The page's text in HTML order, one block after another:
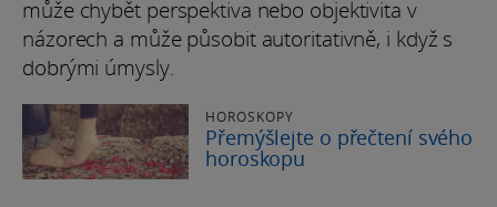
může chybět perspektiva nebo objektivita v
názorech a může působit autoritativně, i když s
dobrými úmysly.
HOROSKOPY
Přemýšlejte o přečtení svého
horoskopu